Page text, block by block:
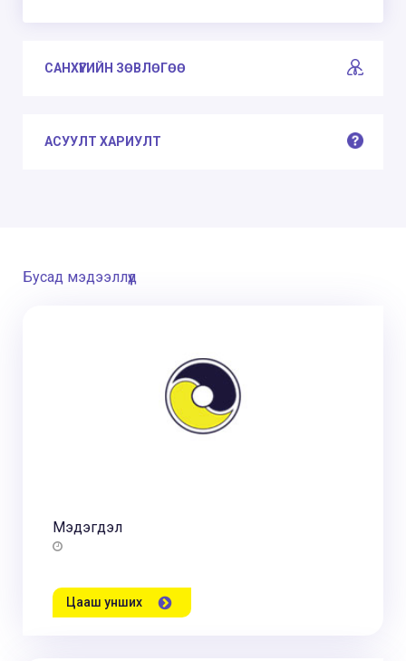
САНХҮҮГИЙН ЗӨВЛӨГӨӨ
АСУУЛТ ХАРИУЛТ
Бусад мэдээллүүд
Мэдэгдэл
Цааш унших